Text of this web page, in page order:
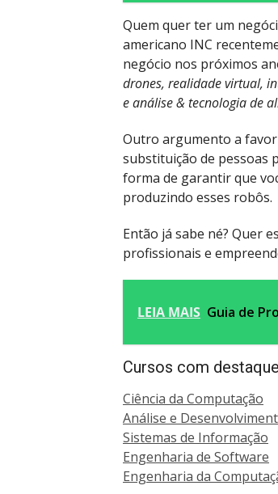
Quem quer ter um
americano INC
negócio nos próximos
drones, realidade virtual,
e análise & tecnologia de
Outro argumento a favor
substituição de pessoas
forma de garantir que
produzindo esses robôs.
Então já sabe né? Quer
profissionais e
LEIA MAIS Guia de
Cursos com
Ciência da Computação
Análise e
Sistemas de Informação
Engenharia de Software
Engenharia da